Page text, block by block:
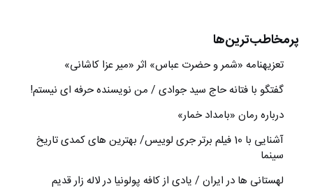
پرمخاطب‌ترین‌ها
تعزیه‎نامه‏ «شمر و حضرت عباس» اثر «میر عزا کاشانی»
گفتگو با فتانه حاج سید جوادی / من نویسنده حرفه ای نیستم!
درباره رمان «بامداد خمار»
آشنایی با 10 فیلم برتر جری لوییس/ بهترین های کمدی تاریخ
سینما
لهستانی ها در ایران / یادی از کافه پولونیا در لاله زار قدیم